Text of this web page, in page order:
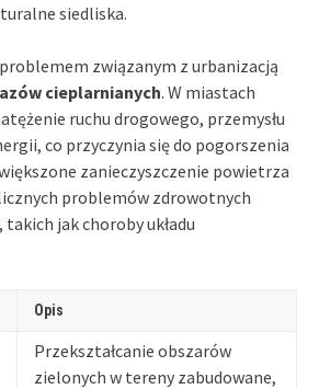
siedliska.
związanym z urbanizacją
cieplarnianych. W miastach
ruchu drogowego, przemysłu
co przyczynia się do pogorszenia
zanieczyszczenie powietrza
problemów zdrowotnych
jak choroby układu
Opis
Przekształcanie obszarów
zielonych w tereny zabudowane,